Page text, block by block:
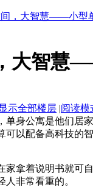
，大智慧——小型
大智慧
显示全部楼层 |阅读模
单身公寓是他们居
以配备高科技的智
家拿着说明书就可
非常看重的。